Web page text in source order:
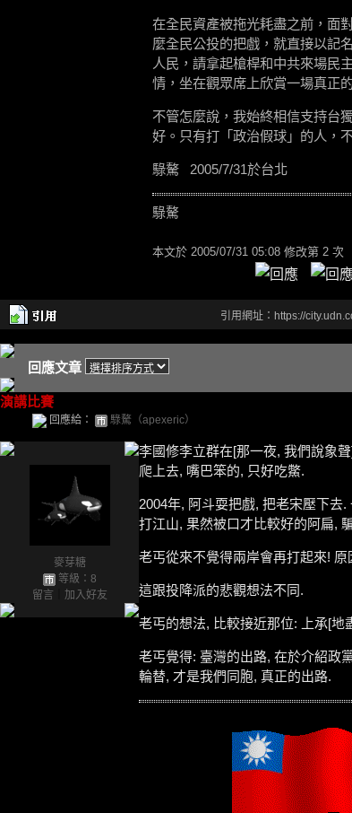
在全民資產被拖光耗盡之前，面
麼全民公投的把戲，就直接以記
人民，請拿起槍桿和中共來場民
情，坐在觀眾席上欣賞一場真正
不管怎麼說，我始終相信支持台
好。只有打「政治假球」的人，
騄驁 2005/7/31於台北
騄驁
本文於 2005/07/31 05:08 修改第 2 次
引用網址：https://
回應文章
演講比賽
回應給： 騄驁（apexeric）
麥芽糖
等級：8
留言
加入好友
李國修李立群在[那一夜, 我們說象
爬上去, 嘴巴笨的, 只好吃鱉.
2004年, 阿斗耍把戲, 把老宋壓下去
打江山, 果然被口才比較好的阿扁,
老丐從來不覺得兩岸會再打起來!
這跟投降派的悲觀想法不同.
老丐的想法, 比較接近那位: 上承[地
老丐覺得: 臺灣的出路, 在於介紹政
輪替, 才是我們同胞, 真正的出路.